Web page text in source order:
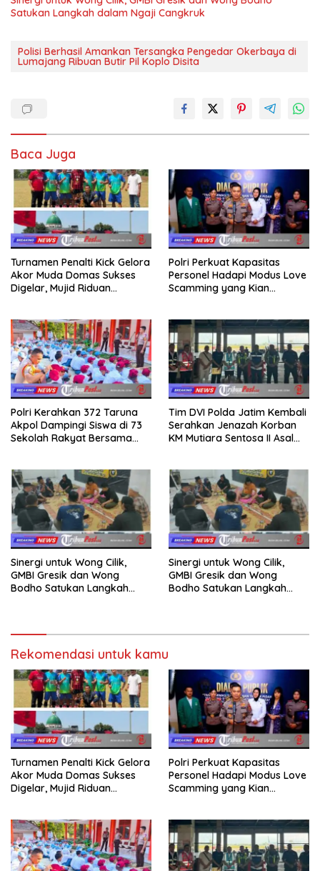
Satukan Langkah dalam Ngaji Cangkruk
Polisi Berhasil Amankan Tersangka Pengedar Okerbaya di
Lumajang Ribuan Butir Pil Koplo Disita
Baca Juga
Turnamen Penalti Kick Gelora
Akor Muda Domas Sukses
Digelar, Mujid Riduan
Polri Perkuat Kapasitas
Personel Hadapi Modus Love
Scamming yang Kian
Polri Kerahkan 372 Taruna
Akpol Dampingi Siswa di 73
Sekolah Rakyat Bersama
Tim DVI Polda Jatim Kembali
Serahkan Jenazah Korban
KM Mutiara Sentosa II Asal
Sinergi untuk Wong Cilik,
GMBI Gresik dan Wong
Bodho Satukan Langkah
Sinergi untuk Wong Cilik,
GMBI Gresik dan Wong
Bodho Satukan Langkah
Rekomendasi untuk kamu
Turnamen Penalti Kick Gelora
Akor Muda Domas Sukses
Digelar, Mujid Riduan
Polri Perkuat Kapasitas
Personel Hadapi Modus Love
Scamming yang Kian